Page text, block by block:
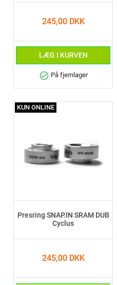
245,00 DKK
LÆG I KURVEN
check_circle På fjernlager
Presring SNAP.IN SRAM DUB
Cyclus
245,00 DKK
KUN ONLINE